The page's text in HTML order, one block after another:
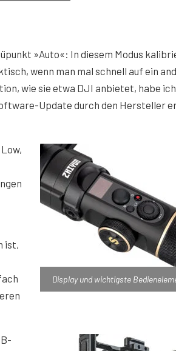
»Auto«: In diesem Modus
wenn man mal schnell auf ein
wie sie etwa DJI anbietet, habe
Update durch den Hersteller
Display und wichtigste
ist,